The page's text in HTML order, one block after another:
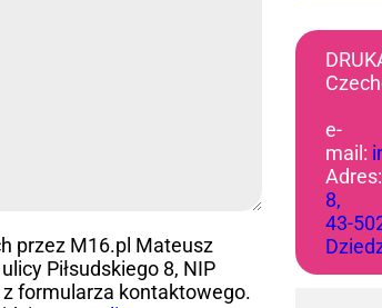
przez M16.pl Mateusz
Piłsudskiego 8, NIP
formularza kontaktowego.
e-
mail:
Adres:
8,
43-